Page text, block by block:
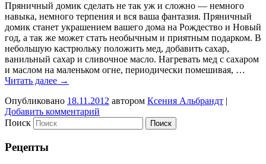
Пряничный домик сделать не так уж и сложно — немного
навыка, немного терпения и вся ваша фантазия. Пряничный
домик станет украшением вашего дома на Рождество и Новый
год, а так же может стать необычным и приятным подарком. В
небольшую кастрюльку положить мед, добавить сахар,
ванильный сахар и сливочное масло. Нагревать мед с сахаром
и маслом на маленьком огне, периодически помешивая, …
Читать далее →
Опубликовано 18.11.2012 автором Ксения Альбрандт |
Добавить комментарий
Поиск
Рецепты